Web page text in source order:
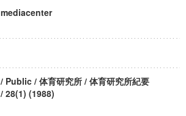
mediacenter
/ Public / 体育研究所 / 体育研究所紀要
/ 28(1) (1988)